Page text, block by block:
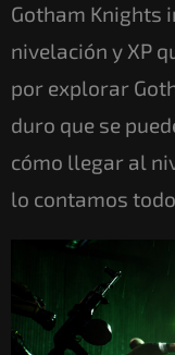
Gotham Knights
nivelación y XP
por explorar
duro que se
cómo llegar al
lo contamos